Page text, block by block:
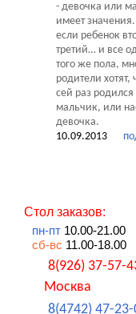
- девочка или
имеет
если ребенок
третий… и все
того же пола,
родители хотят,
сей раз
мальчик, или
девочка.
10.09.2013
Стол заказов:
пн-пт 10.00-21.00
сб-вс 11.00-18.00
8(926) 37-57-
Москва
8(4742) 47-